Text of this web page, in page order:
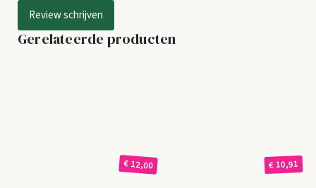
Review schrijven
Gerelateerde producten
€ 12,00 € 10,91